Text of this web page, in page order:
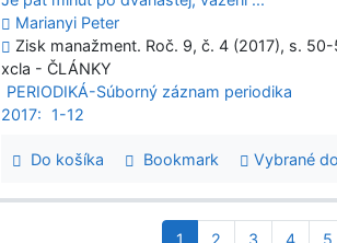
Marianyi Peter
Zisk manažment. Roč. 9, č. 4 (2017), s.
xcla - ČLÁNKY
PERIODIKÁ-Súborný záznam periodika
2017:
1-12
Do košíka Bookmark Vybrané